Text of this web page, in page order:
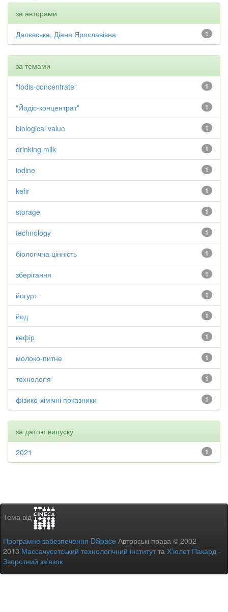
за авторами
1
Далєвська, Діана Ярославівна
за темами
1
"Iodis-concentrate"
1
"Йодіс-концентрат"
1
biological value
1
drinking milk
1
iodine
1
kefir
1
storage
1
technology
1
біологічна цінність
1
зберігання
1
йогурт
1
йод
1
кефір
1
молоко-питне
1
технологія
1
фізико-хімічні показники
за датою випуску
1
2021
Тема від
Програмне забезпечення DSpace Авторські права © 2002-
2013 Массачусетський технологічний інститутта Х’юлет Пакард -
Зворотний зв’язок